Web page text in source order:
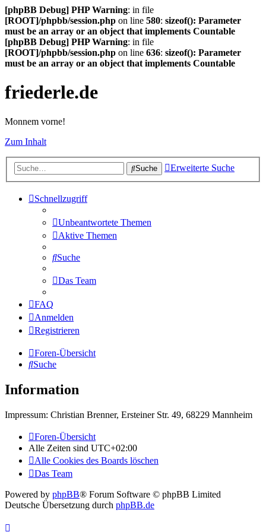
[phpBB Debug] PHP Warning: in file
[ROOT]/phpbb/session.php on line 580: sizeof(): Parameter
must be an array or an object that implements Countable
[phpBB Debug] PHP Warning: in file
[ROOT]/phpbb/session.php on line 636: sizeof(): Parameter
must be an array or an object that implements Countable
friederle.de
Monnem vorne!
Zum Inhalt
Suche Erweiterte Suche
Schnellzugriff
Unbeantwortete Themen
Aktive Themen
Suche
Das Team
FAQ
Anmelden
Registrieren
Foren-Übersicht
Suche
Information
Impressum: Christian Brenner, Ersteiner Str. 49, 68229 Mannheim
Foren-Übersicht
Alle Zeiten sind UTC+02:00
Alle Cookies des Boards löschen
Das Team
Powered by phpBB® Forum Software © phpBB Limited
Deutsche Übersetzung durch phpBB.de